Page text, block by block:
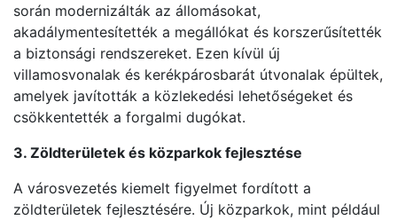
során modernizálták az állomásokat,
akadálymentesítették a megállókat és korszerűsítették
a biztonsági rendszereket. Ezen kívül új
villamosvonalak és kerékpárosbarát útvonalak épültek,
amelyek javították a közlekedési lehetőségeket és
csökkentették a forgalmi dugókat.
3. Zöldterületek és közparkok fejlesztése
A városvezetés kiemelt figyelmet fordított a
zöldterületek fejlesztésére. Új közparkok, mint például